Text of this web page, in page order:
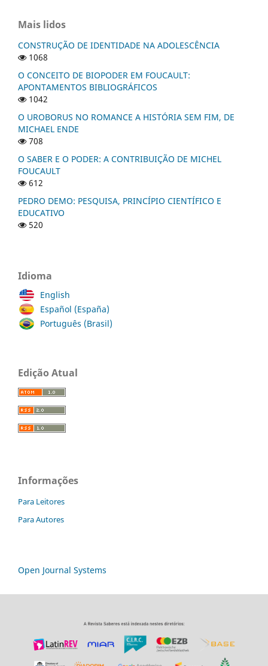
Mais lidos
CONSTRUÇÃO DE IDENTIDADE NA ADOLESCÊNCIA
1068
O CONCEITO DE BIOPODER EM FOUCAULT:
APONTAMENTOS BIBLIOGRÁFICOS
1042
O UROBORUS NO ROMANCE A HISTÓRIA SEM FIM, DE
MICHAEL ENDE
708
O SABER E O PODER: A CONTRIBUIÇÃO DE MICHEL
FOUCAULT
612
PEDRO DEMO: PESQUISA, PRINCÍPIO CIENTÍFICO E
EDUCATIVO
520
Idioma
English
Español (España)
Português (Brasil)
Edição Atual
Informações
Para Leitores
Para Autores
Open Journal Systems